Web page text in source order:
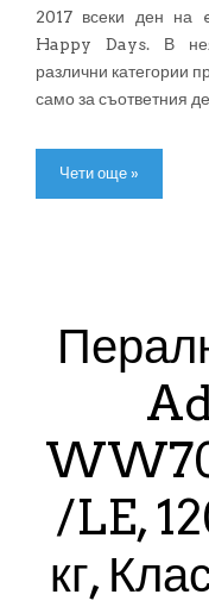
2017 всеки ден на
Happy Days. В
различни категории
само за съответния
Чети още »
/LE,
кг,